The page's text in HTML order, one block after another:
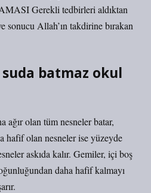
Gerekli tedbirleri aldıktan
sonucu Allah’ın takdirine bırakan
batmaz okul
ağır olan tüm nesneler batar,
hafif olan nesneler ise yüzeyde
askıda kalır. Gemiler, içi boş
daha hafif kalmayı